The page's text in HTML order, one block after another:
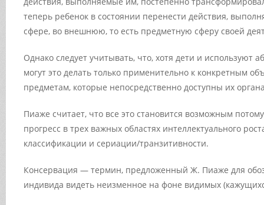
теперь ребенок в состоянии перенести действия,
сфере, во внешнюю, то есть предметную сферу своей
Однако следует учитывать, что, хотя дети и используют
могут это делать только применительно к конкретным
предметам, которые непосредственно доступны их
Пиаже считает, что все это становится возможным
прогресс в трех важных областях интеллектуального
классификации и сериации/транзитивности.
Консервация — термин, предложенный Ж. Пиаже для
индивида видеть неизменное на фоне видимых